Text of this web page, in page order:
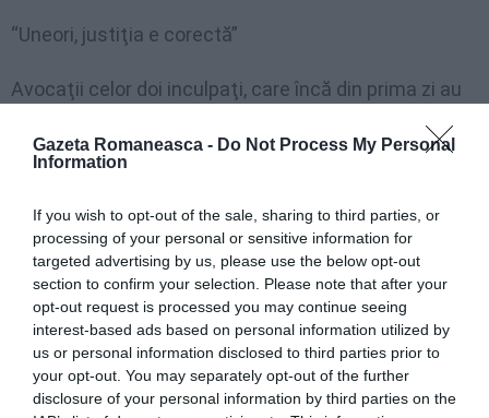
Gazeta Romaneasca - Do Not Process My Personal
Information
If you wish to opt-out of the sale, sharing to third parties, or
processing of your personal or sensitive information for
targeted advertising by us, please use the below opt-out
section to confirm your selection. Please note that after your
opt-out request is processed you may continue seeing
interest-based ads based on personal information utilized by
us or personal information disclosed to third parties prior to
your opt-out. You may separately opt-out of the further
disclosure of your personal information by third parties on the
“Uneori, justiţia e corectă”
Avocaţii celor doi inculpaţi, care încă din prima zi au
satisfăcuţi de sentinţa de achitare: „Sunt fericit –
special pentru că un nevinovat este în sfârşit liber”.
Potrivit avocatului Mirto Randazzo, apărătorul lui Dan
Cercel, „este frumos să constaţi că uneori justiţia îşi
urmează cursul corect”. In ziua pronunţării sentinţei,
în sala de judecată erau şi soţia şi cei patru copii ai
lui Vasile Codil.